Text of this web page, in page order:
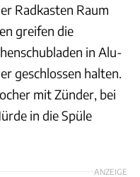
Radkasten Raum
greifen die
in Alu-
geschlossen halten.
mit Zünder, bei
in die Spüle
ANZEIGE